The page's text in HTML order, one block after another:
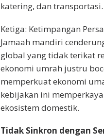
katering, dan transportasi.
Ketiga: Ketimpangan
Jamaah mandiri
global yang tidak terikat
ekonomi umrah justru
memperkuat ekonomi
kebijakan ini
ekosistem domestik.
Tidak Sinkron dengan